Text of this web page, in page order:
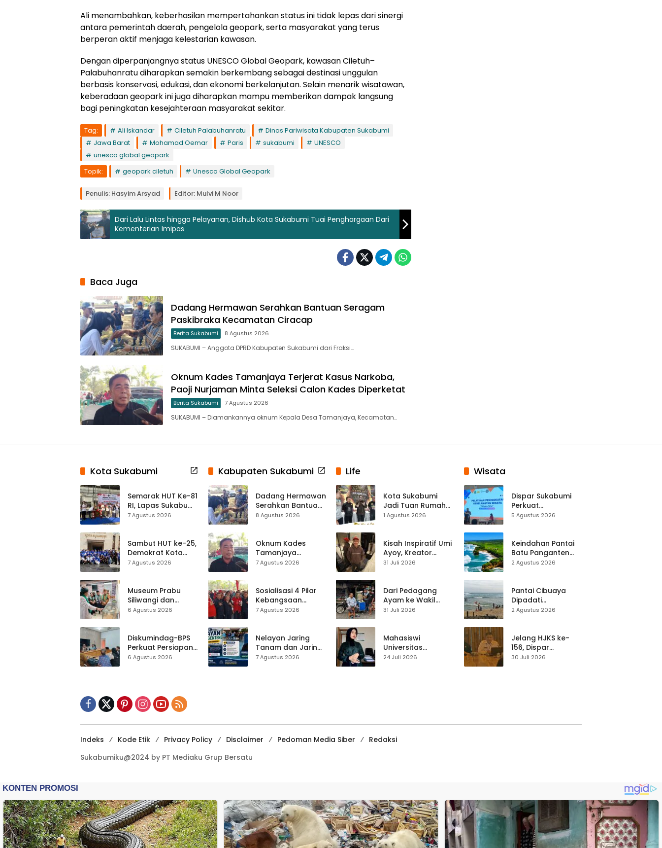
Ali menambahkan, keberhasilan mempertahankan status ini tidak lepas dari sinergi
antara pemerintah daerah, pengelola geopark, serta masyarakat yang terus
berperan aktif menjaga kelestarian kawasan.
Dengan diperpanjangnya status UNESCO Global Geopark, kawasan Ciletuh–
Palabuhanratu diharapkan semakin berkembang sebagai destinasi unggulan
berbasis konservasi, edukasi, dan ekonomi berkelanjutan. Selain menarik wisatawan,
keberadaan geopark ini juga diharapkan mampu memberikan dampak langsung
bagi peningkatan kesejahteraan masyarakat sekitar.
Tag: Ali Iskandar Ciletuh Palabuhanratu
Dinas Pariwisata Kabupaten Sukabumi
Jawa Barat
Mohamad Oemar Paris sukabumi
UNESCO
unesco global geopark
Topik:
geopark ciletuh Unesco Global Geopark
Penulis: Hasyim Arsyad Editor: Mulvi M Noor
Dari Lalu Lintas hingga Pelayanan, Dishub Kota Sukabumi Tuai Penghargaan Dari
Kementerian Imipas
Baca Juga
Dadang Hermawan Serahkan Bantuan Seragam
Paskibraka Kecamatan Ciracap
Berita Sukabumi 8 Agustus 2026
SUKABUMI – Anggota DPRD Kabupaten Sukabumi dari Fraksi…
Oknum Kades Tamanjaya Terjerat Kasus Narkoba,
Paoji Nurjaman Minta Seleksi Calon Kades Diperketat
Berita Sukabumi 7 Agustus 2026
SUKABUMI – Diamankannya oknum Kepala Desa Tamanjaya, Kecamatan…
Kota Sukabumi
Semarak HUT Ke-81
RI, Lapas Sukabumi
Resmi Gelar Pekan
7 Agustus 2026
Sambut HUT ke-25,
Demokrat Kota
Sukabumi
ASRI Lewat Aksi
Bersih Masjid
Agung
7 Agustus 2026
Museum Prabu
Siliwangi dan
Museum Keramik
Hampir 500 Koleksi
Dipisahkan
6 Agustus 2026
Diskumindag-BPS
Perkuat Persiapan
Sensus Ekonomi,
6 Agustus 2026
Kabupaten Sukabumi
Dadang Hermawan
Serahkan Bantuan
Seragam
Ciracap
8 Agustus 2026
Oknum Kades
Tamanjaya
Terjerat Kasus
Seleksi Calon
Kades Diperketat
7 Agustus 2026
Sosialisasi 4 Pilar
Kebangsaan
Digelar di
Tekankan
Pentingnya
Persatuan
7 Agustus 2026
Nelayan Jaring
Tanam dan Jaring
Obor
7 Agustus 2026
Life
Kota Sukabumi
Jadi Tuan Rumah
Kontes Batu Akik
1 Agustus 2026
Kisah Inspiratif Umi
Ayoy, Kreator
TikTok Asal
Live Streaming
31 Juli 2026
Dari Pedagang
Ayam ke Wakil
Ketua DPRD, H.
Pasar Cisaat
31 Juli 2026
Mahasiswi
Universitas
Muhammadiyah
24 Juli 2026
Wisata
Dispar Sukabumi
Perkuat
Keselamatan
Mitigasi hingga
Teknik Evakuasi
5 Agustus 2026
Keindahan Pantai
Batu Panganten
Mulai Dilirik
2 Agustus 2026
Pantai Cibuaya
Dipadati
Wisatawan,
Waspada
2 Agustus 2026
Jelang HJKS ke-
156, Dispar
Kabupaten
30 Juli 2026
Indeks Kode Etik Privacy Policy Disclaimer Pedoman Media Siber
Redaksi
Sukabumiku@2024 by PT Mediaku Grup Bersatu